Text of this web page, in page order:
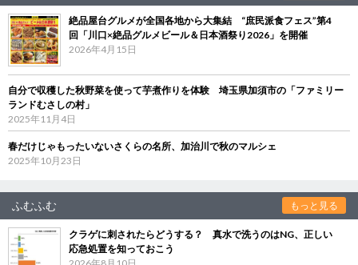
絶品屋台グルメが全国各地から大集結 “庶民派食フェス”第4
回「川口×絶品グルメビール＆日本酒祭り2026」を開催
2026年4月15日
自分で収穫した秋野菜を使って芋煮作りを体験 埼玉県加須市の「ファミリー
ランドむさしの村」
2025年11月4日
春だけじゃもったいないさくらの名所、加治川で秋のマルシェ
2025年10月23日
ふむふむ もっと見る
クラゲに刺されたらどうする？ 真水で洗うのはNG、正しい
応急処置を知っておこう